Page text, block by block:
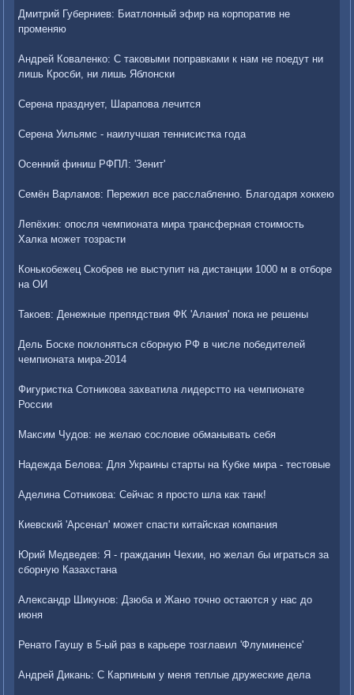
Дмитрий Губерниев: Биатлонный эфир на корпоратив не
променяю
Андрей Коваленко: С таковыми поправками к нам не поедут ни
лишь Кросби, ни лишь Яблонски
Серена празднует, Шарапова лечится
Серена Уильямс - наилучшая теннисистка года
Осенний финиш РФПЛ: 'Зенит'
Семён Варламов: Пережил все расслабленно. Благодаря хоккею
Лепёхин: опосля чемпионата мира трансферная стоимость
Халка может тозрасти
Конькобежец Скобрев не выступит на дистанции 1000 м в отборе
на ОИ
Такоев: Денежные препядствия ФК 'Алания' пока не решены
Дель Боске поклоняться сборную РФ в числе победителей
чемпионата мира-2014
Фигуристка Сотникова захватила лидерстто на чемпионате
России
Максим Чудов: не желаю сословие обманывать себя
Надежда Белова: Для Украины старты на Кубке мира - тестовые
Аделина Сотникова: Сейчас я просто шла как танк!
Киевский 'Арсенал' может спасти китайская компания
Юрий Медведев: Я - гражданин Чехии, но желал бы играться за
сборную Казахстана
Александр Шикунов: Дзюба и Жано точно остаются у нас до
июня
Ренато Гаушу в 5-ый раз в карьере тозглавил 'Флуминенсе'
Андрей Дикань: С Карпиным у меня теплые дружеские дела